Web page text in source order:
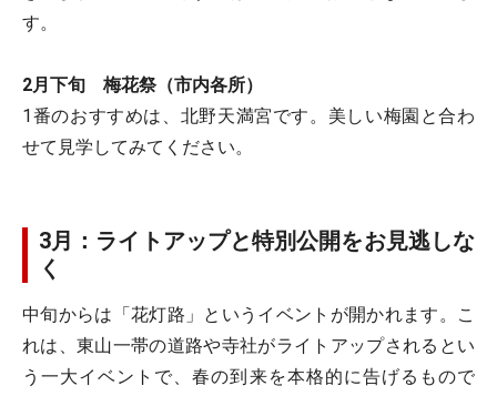
す。
2月下旬 梅花祭（市内各所）
1番のおすすめは、北野天満宮です。美しい梅園と合わ
せて見学してみてください。
3月：ライトアップと特別公開をお見逃しな
く
中旬からは「花灯路」というイベントが開かれます。こ
れは、東山一帯の道路や寺社がライトアップされるとい
う一大イベントで、春の到来を本格的に告げるもので